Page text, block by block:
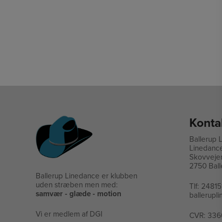
Ballerup Linedance er klubben
uden stræben men med:
samvær - glæde - motion
Vi er medlem af DGI
Ballerup
2750
Tlf:
CVR: